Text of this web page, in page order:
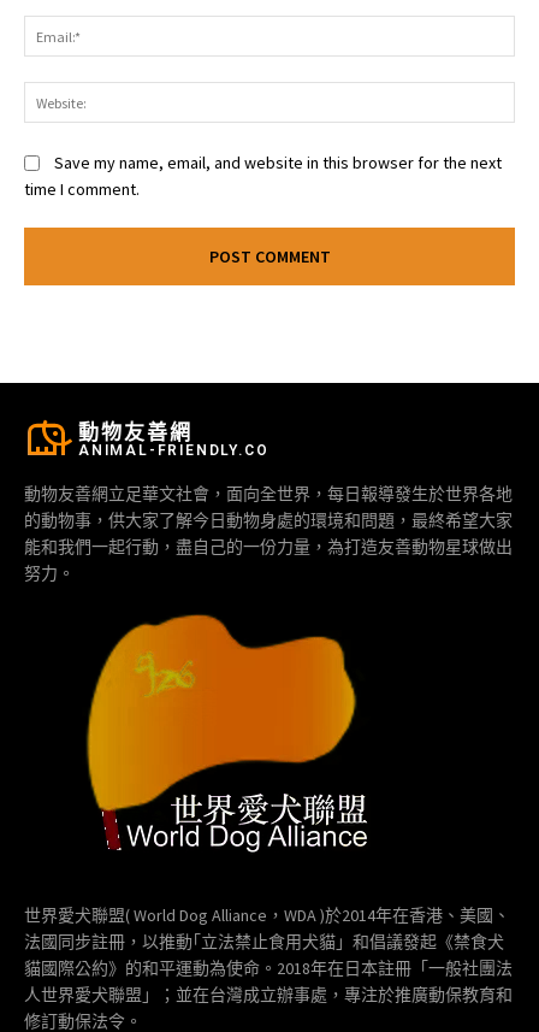
Save my name, email, and website in this browser for the next
time I comment.
動物友善網
ANIMAL-FRIENDLY.CO
動物友善網立足華文社會，面向全世界，每日報導發生於世界各地
的動物事，供大家了解今日動物身處的環境和問題，最終希望大家
能和我們一起行動，盡自己的一份力量，為打造友善動物星球做出
努力。
世界愛犬聯盟( World Dog Alliance，WDA )於2014年在香港、美國、
法國同步註冊，以推動｢立法禁止食用犬貓」和倡議發起《禁食犬
貓國際公約》的和平運動為使命。2018年在日本註冊「一般社團法
人世界愛犬聯盟」；並在台灣成立辦事處，專注於推廣動保教育和
修訂動保法令。